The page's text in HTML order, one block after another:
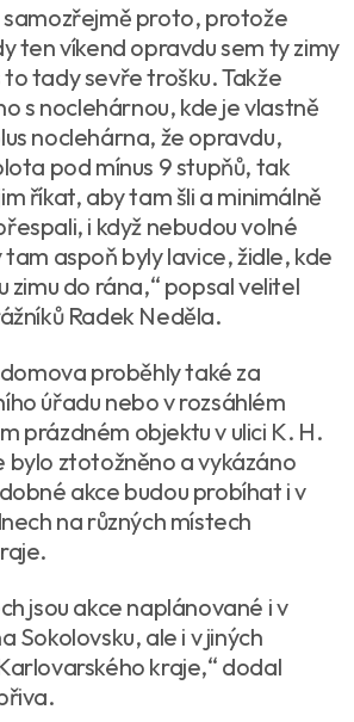
samozřejmě proto, protože
ten víkend opravdu sem ty zimy
to tady sevře trošku. Takže
s noclehárnou, kde je vlastně
noclehárna, že opravdu,
pod mínus 9 stupňů, tak
říkat, aby tam šli a minimálně
i když nebudou volné
aspoň byly lavice, židle, kde
zimu do rána,“ popsal velitel
Radek Neděla.
proběhly také za
úřadu nebo v rozsáhlém
prázdném objektu v ulici K. H.
bylo ztotožněno a vykázáno
akce budou probíhat i v
na různých místech
jsou akce naplánované i v
Sokolovsku, ale i v jiných
kraje,“ dodal